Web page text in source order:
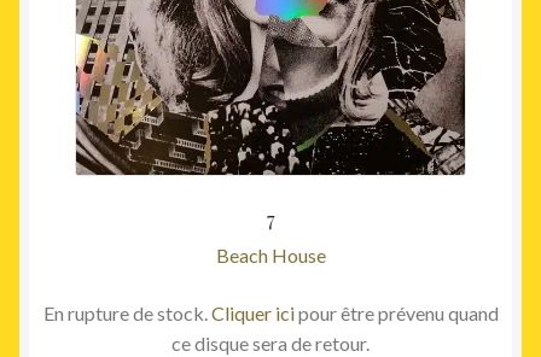
7
Beach House
En rupture de stock.Cliquer icipour être prévenu quand
ce disque sera de retour.